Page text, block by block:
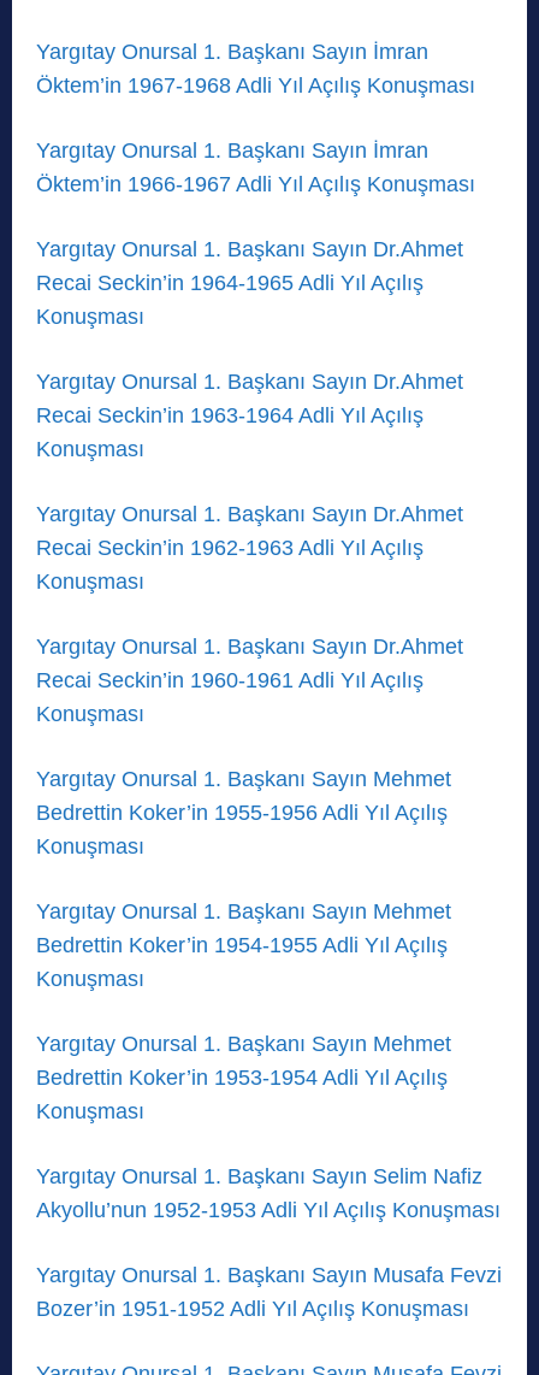
Yargıtay Onursal 1. Başkanı Sayın İmran
Öktem’in 1967-1968 Adli Yıl Açılış Konuşması
Yargıtay Onursal 1. Başkanı Sayın İmran
Öktem’in 1966-1967 Adli Yıl Açılış Konuşması
Yargıtay Onursal 1. Başkanı Sayın Dr.Ahmet
Recai Seckin’in 1964-1965 Adli Yıl Açılış
Konuşması
Yargıtay Onursal 1. Başkanı Sayın Dr.Ahmet
Recai Seckin’in 1963-1964 Adli Yıl Açılış
Konuşması
Yargıtay Onursal 1. Başkanı Sayın Dr.Ahmet
Recai Seckin’in 1962-1963 Adli Yıl Açılış
Konuşması
Yargıtay Onursal 1. Başkanı Sayın Dr.Ahmet
Recai Seckin’in 1960-1961 Adli Yıl Açılış
Konuşması
Yargıtay Onursal 1. Başkanı Sayın Mehmet
Bedrettin Koker’in 1955-1956 Adli Yıl Açılış
Konuşması
Yargıtay Onursal 1. Başkanı Sayın Mehmet
Bedrettin Koker’in 1954-1955 Adli Yıl Açılış
Konuşması
Yargıtay Onursal 1. Başkanı Sayın Mehmet
Bedrettin Koker’in 1953-1954 Adli Yıl Açılış
Konuşması
Yargıtay Onursal 1. Başkanı Sayın Selim Nafiz
Akyollu’nun 1952-1953 Adli Yıl Açılış Konuşması
Yargıtay Onursal 1. Başkanı Sayın Musafa Fevzi
Bozer’in 1951-1952 Adli Yıl Açılış Konuşması